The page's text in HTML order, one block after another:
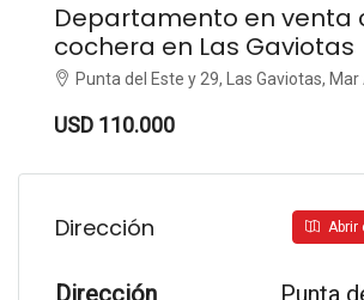
Departamento en venta
cochera en Las Gaviotas
Punta del Este y 29, Las Gaviotas, Mar
USD 110.000
Dirección Abrir
Dirección
Punta